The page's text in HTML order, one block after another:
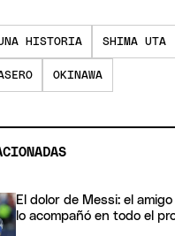
HISTORIA SHIMA UTA
OKINAWA
El dolor de Messi: el
lo acompañó en todo el